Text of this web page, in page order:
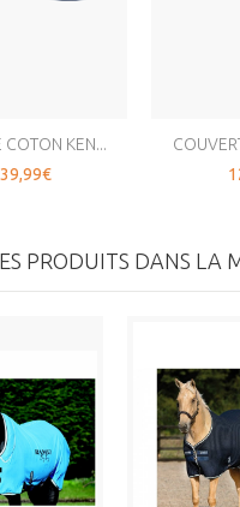
COTON KEN...
PRODUITS DANS LA